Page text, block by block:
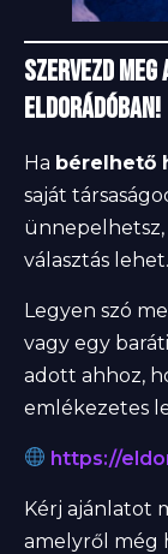
Szervezd
Eldorádóban!
Ha bérelhető
saját
választás lehet.
Legyen szó
vagy egy
adott ahhoz,
emlékezetes
https://
Kérj ajánlatot
amelyről még